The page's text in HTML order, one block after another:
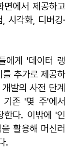
면에서 제공하고
시각화, 디버깅·
에게 '데이터 랭
추가로 제공하
발의 사전 단계
존 '몇 주'에서
한다. 이밖에 '인
활용해 머신러
.